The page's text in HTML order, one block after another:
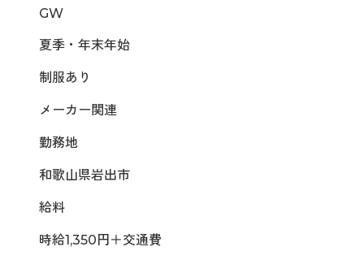
GW
夏季・年末年始
制服あり
メーカー関連
勤務地
和歌山県岩出市
給料
時給1,350円＋交通費